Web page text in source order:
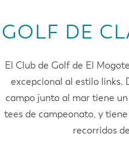
GOLF DE
El Club de Golf de El
excepcional al estilo links.
campo junto al mar tiene
tees de campeonato, y
recorridos